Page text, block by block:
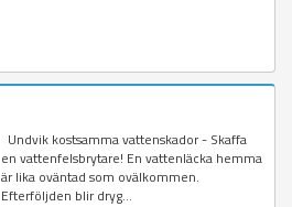
Undvik kostsamma vattenskador - Skaffa
en vattenfelsbrytare! En vattenläcka hemma
är lika oväntad som ovälkommen.
Efterföljden blir dryg...